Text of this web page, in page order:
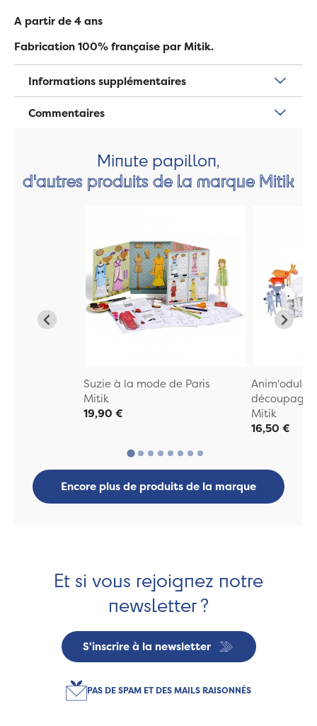
A partir de 4 ans
Fabrication 100% française par Mitik.
Informations supplémentaires
Commentaires
Minute papillon,
d'autres produits de la marque Mitik
Suzie à la mode de Paris
Mitik
19,90 €
découpage
Mitik
16,50 €
Encore plus de produits de la marque
Et si vous rejoignez notre
newsletter ?
S'inscrire à la newsletter
PAS DE SPAM ET DES MAILS RAISONNÉS